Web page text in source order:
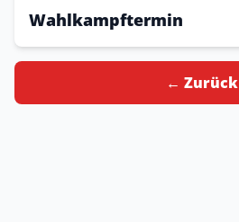
Wahlkampftermin
← Zurück